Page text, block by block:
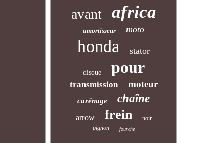
avant africa
amortisseur moto
honda stator
disque pour
transmission moteur
carénage chaîne
arrow frein
noir
pignon
fourche